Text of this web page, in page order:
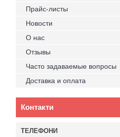
Прайс-листы
Новости
О нас
Отзывы
Часто задаваемые вопросы
Доставка и оплата
Контакти